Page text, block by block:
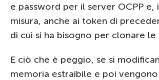
e password per il server OCPP e,
misura, anche ai token di
di cui si ha bisogno per clonare le
E ciò che è peggio, se si
memoria estraibile e poi